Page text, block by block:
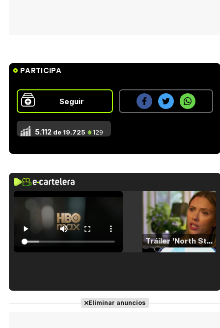
PARTICIPA
Seguir
5.112de 19.725 129
Tráiler 'North Star' (2023)
Eliminar anuncios